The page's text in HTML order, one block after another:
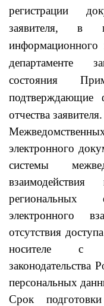
регистрации
заявителя, в
информационного
департаменте
состояния
отчества заявителя.
электронного
системы
региональных
электронного
отсутствия
носителе с
законодательства
персональных
Срок